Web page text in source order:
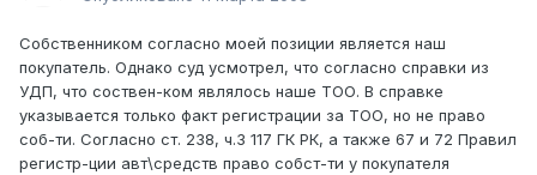
Собственником согласно моей позиции является наш
покупатель. Однако суд усмотрел, что согласно справки из
УДП, что соствен-ком являлось наше ТОО. В справке
указывается только факт регистрации за ТОО, но не право
соб-ти. Согласно ст. 238, ч.3 117 ГК РК, а также 67 и 72 Правил
регистр-ции авт\средств право собст-ти у покупателя